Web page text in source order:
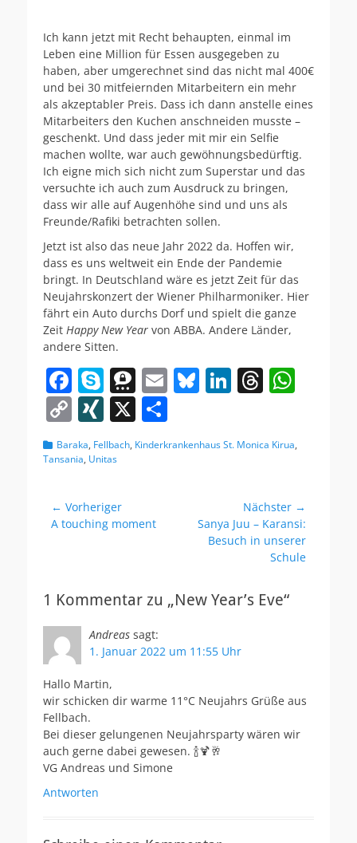
Ich kann jetzt mit Recht behaupten, einmal im
Leben eine Million für Essen ausgegeben zu
haben, aber umgerechnet sind das nicht mal 400€
und bei 30 mitfeiernden Mitarbeitern ein mehr
als akzeptabler Preis. Dass ich dann anstelle eines
Mitarbeiters den Kuchen anschneiden musste –
geschenkt. Und dass jeder mit mir ein Selfie
machen wollte, war auch gewöhnungsbedürftig.
Ich eigne mich sich nicht zum Superstar und das
versuchte ich auch zum Ausdruck zu bringen,
dass wir alle auf Augenhöhe sind und uns als
Freunde/Rafiki betrachten sollen.
Jetzt ist also das neue Jahr 2022 da. Hoffen wir,
dass es uns weltweit ein Ende der Pandemie
bringt. In Deutschland wäre es jetzt Zeit für das
Neujahrskonzert der Wiener Philharmoniker. Hier
fährt ein Auto durchs Dorf und spielt die ganze
Zeit Happy New Year von ABBA. Andere Länder,
andere Sitten.
F
a
c
e
o
o
S
k
y
p
T
h
re
e
E
m
l
Bl
u
sk
Li
n
e
n
T
h
a
s
s
p
p
C
o
p
Li
n
XI
N
G
X
ei
le
Kategorien
Baraka, Fellbach, Kinderkrankenhaus St. Monica Kirua,
Tansania, Unitas
Beitragsnavigation
← Vorheriger
Vorheriger
A touching moment
Nächster →
Nächster
Beitrag:
Sanya Juu – Karansi:
Besuch in unserer
Schule
1 Kommentar zu „New Year’s Eve“
Andreas sagt:
1. Januar 2022 um 11:55 Uhr
Hallo Martin,
wir schicken dir warme 11°C Neujahrs Grüße aus
Fellbach.
Bei dieser gelungenen Neujahrsparty wären wir
auch gerne dabei gewesen. 🍾🍹🥂
VG Andreas und Simone
Antworten